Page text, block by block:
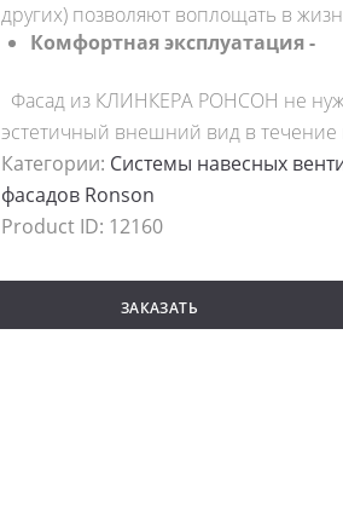
других) позволяют воплощать в
Комфортная эксплуатация -
Фасад из КЛИНКЕРА РОНСОН не
эстетичный внешний вид в течение
Категории: Системы навесных
фасадов Ronson
Product ID: 12160
ЗАКАЗАТЬ